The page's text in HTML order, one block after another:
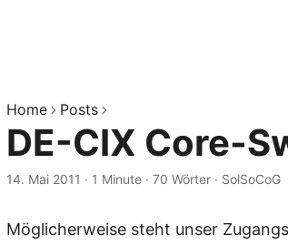
Home Posts
DE-CIX Core-
14. Mai 2011 · 1 Minute · 70 Wörter · SolSoCoG
Möglicherweise steht unser